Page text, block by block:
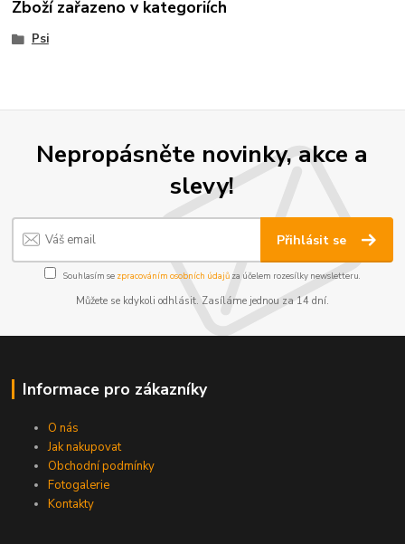
Zboží zařazeno v kategoriích
Psi
Nepropásněte novinky, akce a
slevy!
Přihlásit se
Souhlasím se zpracováním osobních údajů za účelem rozesílky newsletteru.
Můžete se kdykoli odhlásit. Zasíláme jednou za 14 dní.
Informace pro zákazníky
O nás
Jak nakupovat
Obchodní podmínky
Fotogalerie
Kontakty